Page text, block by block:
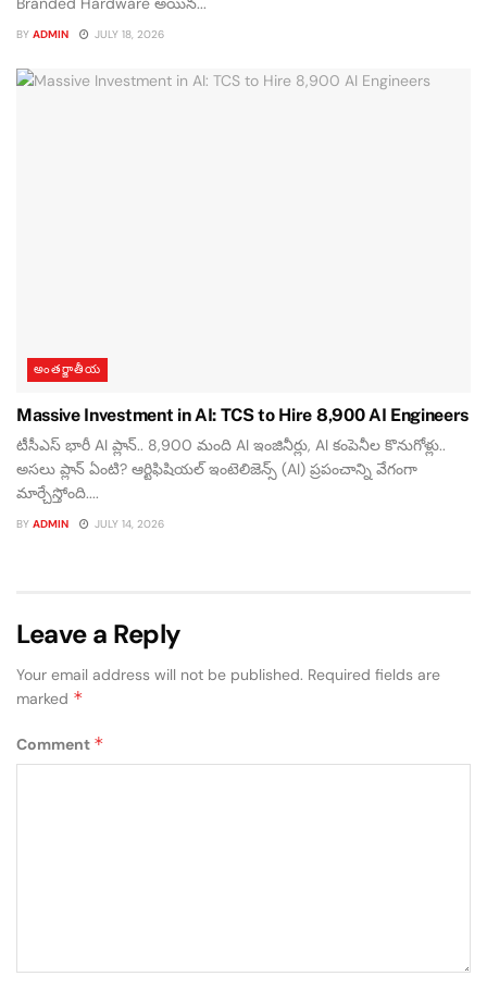
BY ADMIN JULY 18, 2026
అంతర్జాతీయ
Massive Investment in AI: TCS to Hire 8,900 AI Engineers
టీసీఎస్ భారీ AI ప్లాన్.. 8,900 మంది AI ఇంజినీర్లు, AI కంపెనీల కొనుగోళ్లు..
అసలు ప్లాన్ ఏంటి? ఆర్టిఫిషియల్ ఇంటెలిజెన్స్ (AI) ప్రపంచాన్ని వేగంగా
మార్చేస్తోంది....
BY ADMIN JULY 14, 2026
Leave a Reply
Your email address will not be published. Required fields are
marked *
Comment *